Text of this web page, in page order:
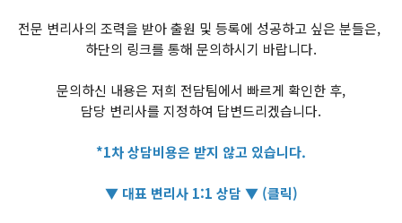
전문 변리사의 조력을 받아 출원 및 등록에 성공하고 싶은 분들은,
하단의 링크를 통해 문의하시기 바랍니다.
문의하신 내용은 저희 전담팀에서 빠르게 확인한 후,
담당 변리사를 지정하여 답변드리겠습니다.
*1차 상담비용은 받지 않고 있습니다.
▼ 대표 변리사 1:1 상담 ▼ (클릭)